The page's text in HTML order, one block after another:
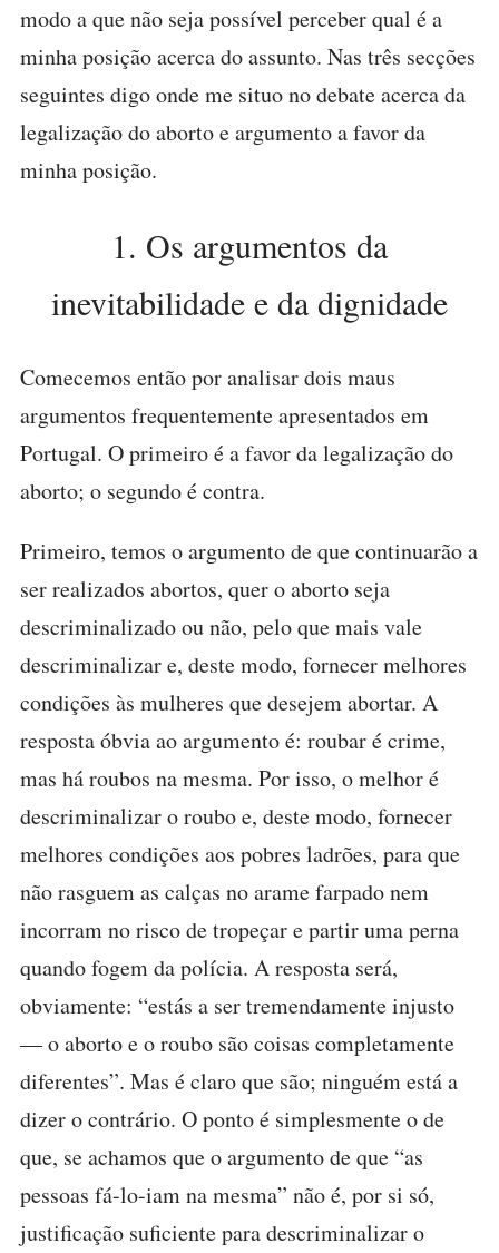
modo a que não seja possível perceber qual é a
minha posição acerca do assunto. Nas três secções
seguintes digo onde me situo no debate acerca da
legalização do aborto e argumento a favor da
minha posição.
1. Os argumentos da
inevitabilidade e da dignidade
Comecemos então por analisar dois maus
argumentos frequentemente apresentados em
Portugal. O primeiro é a favor da legalização do
aborto; o segundo é contra.
Primeiro, temos o argumento de que continuarão a
ser realizados abortos, quer o aborto seja
descriminalizado ou não, pelo que mais vale
descriminalizar e, deste modo, fornecer melhores
condições às mulheres que desejem abortar. A
resposta óbvia ao argumento é: roubar é crime,
mas há roubos na mesma. Por isso, o melhor é
descriminalizar o roubo e, deste modo, fornecer
melhores condições aos pobres ladrões, para que
não rasguem as calças no arame farpado nem
incorram no risco de tropeçar e partir uma perna
quando fogem da polícia. A resposta será,
obviamente: “estás a ser tremendamente injusto
— o aborto e o roubo são coisas completamente
diferentes”. Mas é claro que são; ninguém está a
dizer o contrário. O ponto é simplesmente o de
que, se achamos que o argumento de que “as
pessoas fá-lo-iam na mesma” não é, por si só,
justificação suficiente para descriminalizar o